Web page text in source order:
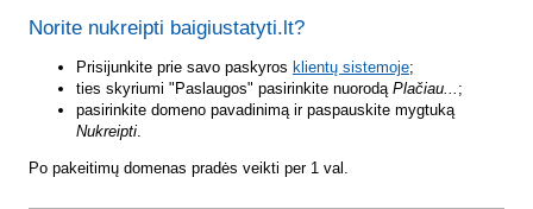
Norite nukreipti baigiustatyti.lt?
Prisijunkite prie savo paskyros klientų sistemoje;
ties skyriumi "Paslaugos" pasirinkite nuorodą Plačiau... ;
pasirinkite domeno pavadinimą ir paspauskite mygtuką
Nukreipti.
Po pakeitimų domenas pradės veikti per 1 val.